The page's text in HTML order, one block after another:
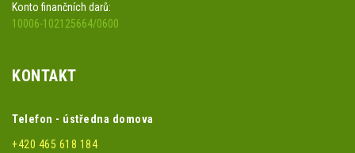
Konto finančních darů:
10006-102125664/0600
KONTAKT
Telefon - ústředna domova
+420 465 618 184